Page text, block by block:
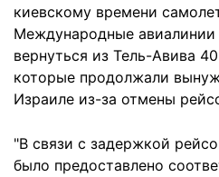
киевскому времени
Международные
вернуться из Тель-Авива
которые продолжали
Израиле из-за отмены
"В связи с задержкой
было предоставлено